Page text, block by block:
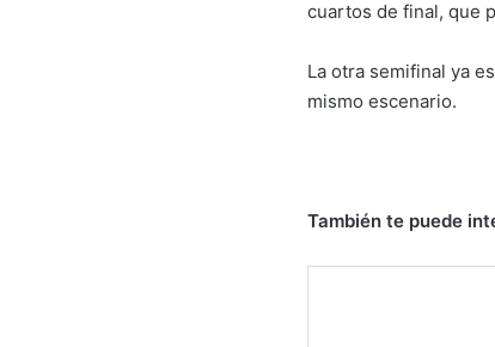
cuartos de final, que
La otra semifinal ya
mismo escenario.
También te puede